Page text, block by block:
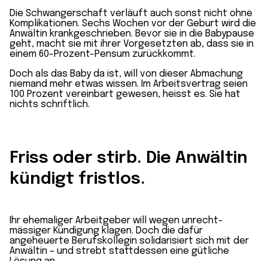
Die Schwangerschaft verläuft auch sonst nicht ohne
Komplikationen. Sechs Wochen vor der Geburt wird die
Anwältin krank­geschrieben. Bevor sie in die Baby­pause
geht, macht sie mit ihrer Vorgesetzten ab, dass sie in
einem 60-Prozent-Pensum zurückkommt.
Doch als das Baby da ist, will von dieser Abmachung
niemand mehr etwas wissen. Im Arbeits­vertrag seien
100 Prozent vereinbart gewesen, heisst es. Sie hat
nichts schriftlich.
Friss oder stirb. Die Anwältin
kündigt fristlos.
Ihr ehemaliger Arbeit­geber will wegen unrecht­
mässiger Kündigung klagen. Doch die dafür
angeheuerte Berufs­kollegin solidarisiert sich mit der
Anwältin – und strebt stattdessen eine gütliche